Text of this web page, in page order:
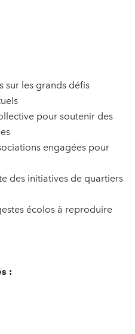
sur les grands défis
pour soutenir des
engagées pour
des initiatives de quartiers
écolos à reproduire
: